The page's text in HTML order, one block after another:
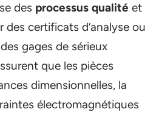
des processus qualité et
des certificats d’analyse ou
gages de sérieux
que les pièces
dimensionnelles, la
électromagnétiques